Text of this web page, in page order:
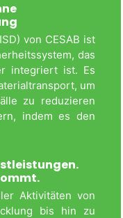
von CESAB ist
das
integriert ist. Es
um
zu reduzieren
indem es den
Aktivitäten von
bis hin zu